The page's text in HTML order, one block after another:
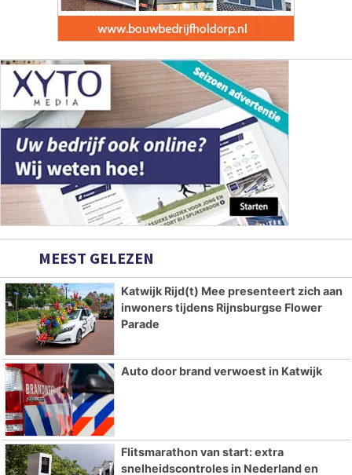
MEEST GELEZEN
Katwijk Rijd(t) Mee presenteert zich aan
inwoners tijdens Rijnsburgse Flower
Parade
Auto door brand verwoest in Katwijk
Flitsmarathon van start: extra
snelheidscontroles in Nederland en